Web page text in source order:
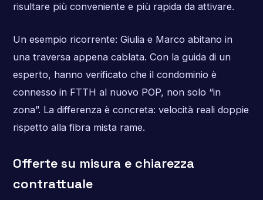
risultare più conveniente e più rapida da attivare.
Un esempio ricorrente: Giulia e Marco abitano in
una traversa appena cablata. Con la guida di un
esperto, hanno verificato che il condominio è
connesso in FTTH al nuovo POP, non solo “in
zona”. La differenza è concreta: velocità reali doppie
rispetto alla fibra mista rame.
Offerte su misura e chiarezza
contrattuale